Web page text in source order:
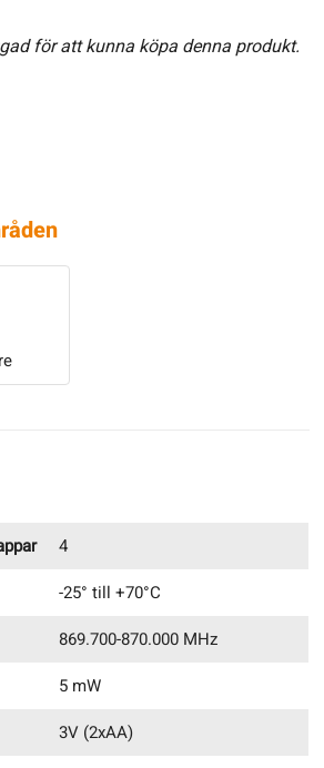
för att kunna köpa denna produkt.
4
-25° till +70°C
869.700-870.000 MHz
5 mW
3V (2xAA)